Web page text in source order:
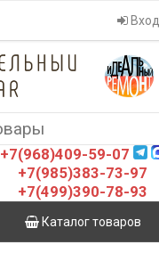
Вход
+7(968)409-59-07
+7(985)383-73-97
+7(499)390-78-93
Каталог товаров